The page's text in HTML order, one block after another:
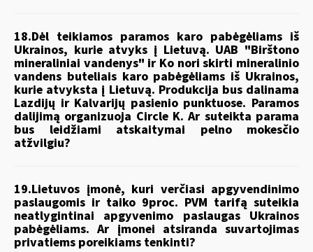
18.Dėl teikiamos paramos karo pabėgėliams iš
Ukrainos, kurie atvyks į Lietuvą. UAB "Birštono
mineraliniai vandenys" ir Ko nori skirti mineralinio
vandens buteliais karo pabėgėliams iš Ukrainos,
kurie atvyksta į Lietuvą. Produkcija bus dalinama
Lazdijų ir Kalvarijų pasienio punktuose. Paramos
dalijimą organizuoja Circle K. Ar suteikta parama
bus leidžiami atskaitymai pelno mokesčio
atžvilgiu?
19.Lietuvos įmonė, kuri verčiasi apgyvendinimo
paslaugomis ir taiko 9proc. PVM tarifą suteikia
neatlygintinai apgyvenimo paslaugas Ukrainos
pabėgėliams. Ar įmonei atsiranda suvartojimas
privatiems poreikiams tenkinti?